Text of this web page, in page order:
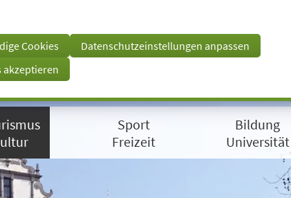
Cookies
Datenschutzeinstellungen anpassen
akzeptieren
Sport
Freizeit
Bildung
Universität